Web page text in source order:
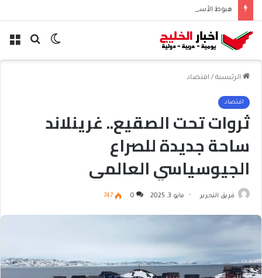
هبوط الأسهم والذهب وصعود النفط يعقّد مسار الفدرالي
بحث الوضع
الرئيسية / اقتصاد
اقتصاد
ثروات تحت الصقيع.. غرينلاند
ساحة جديدة للصراع
الجيوسياسي العالمي
فريق التحرير مايو 3, 2025 0
747